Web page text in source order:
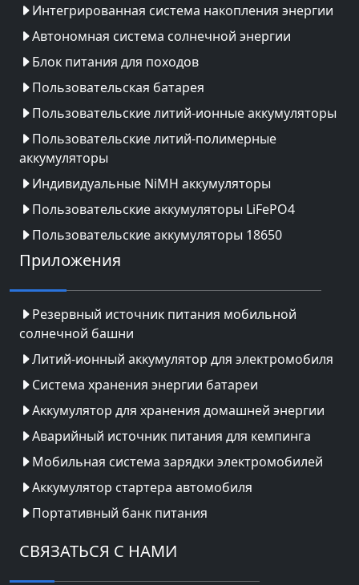
Интегрированная система накопления энергии
Автономная система солнечной энергии
Блок питания для походов
Пользовательская батарея
Пользовательские литий-ионные аккумуляторы
Пользовательские литий-полимерные
аккумуляторы
Индивидуальные NiMH аккумуляторы
Пользовательские аккумуляторы LiFePO4
Пользовательские аккумуляторы 18650
Приложения
Резервный источник питания мобильной
солнечной башни
Литий-ионный аккумулятор для электромобиля
Система хранения энергии батареи
Аккумулятор для хранения домашней энергии
Аварийный источник питания для кемпинга
Мобильная система зарядки электромобилей
Аккумулятор стартера автомобиля
Портативный банк питания
СВЯЗАТЬСЯ С НАМИ